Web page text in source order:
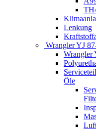
Lenkung
Wrangler YJ
Wrangler
Öle